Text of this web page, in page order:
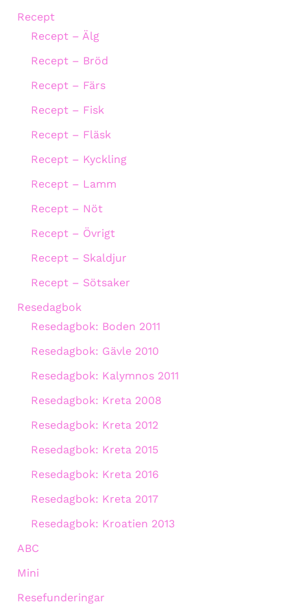
Recept
Recept – Älg
Recept – Bröd
Recept – Färs
Recept – Fisk
Recept – Fläsk
Recept – Kyckling
Recept – Lamm
Recept – Nöt
Recept – Övrigt
Recept – Skaldjur
Recept – Sötsaker
Resedagbok
Resedagbok: Boden 2011
Resedagbok: Gävle 2010
Resedagbok: Kalymnos 2011
Resedagbok: Kreta 2008
Resedagbok: Kreta 2012
Resedagbok: Kreta 2015
Resedagbok: Kreta 2016
Resedagbok: Kreta 2017
Resedagbok: Kroatien 2013
ABC
Mini
Resefunderingar